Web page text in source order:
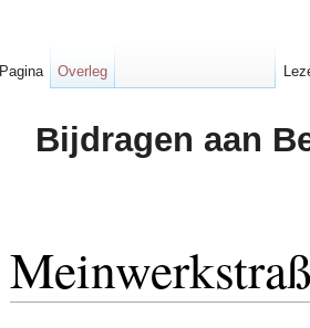
Bijdragen aan
Pagina Overleg